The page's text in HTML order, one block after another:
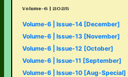
Volume-6 | 2025
Volume-6 | Issue-14 [December]
Volume-6 | Issue-13 [November]
Volume-6 | Issue-12 [October]
Volume-6 | Issue-11 [September]
Volume-6 | Issue-10 [Aug-Special]